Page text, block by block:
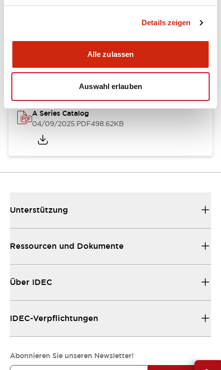
Details zeigen
Alle zulassen
Auswahl erlauben
Dokumente und Dateien
Kataloge & Broschüren CAD-Dateien
A Series Catalog
04/09/2025.PDF498.62KB
Unterstützung
Ressourcen und Dokumente
Über IDEC
IDEC-Verpflichtungen
Abonnieren Sie unseren Newsletter!